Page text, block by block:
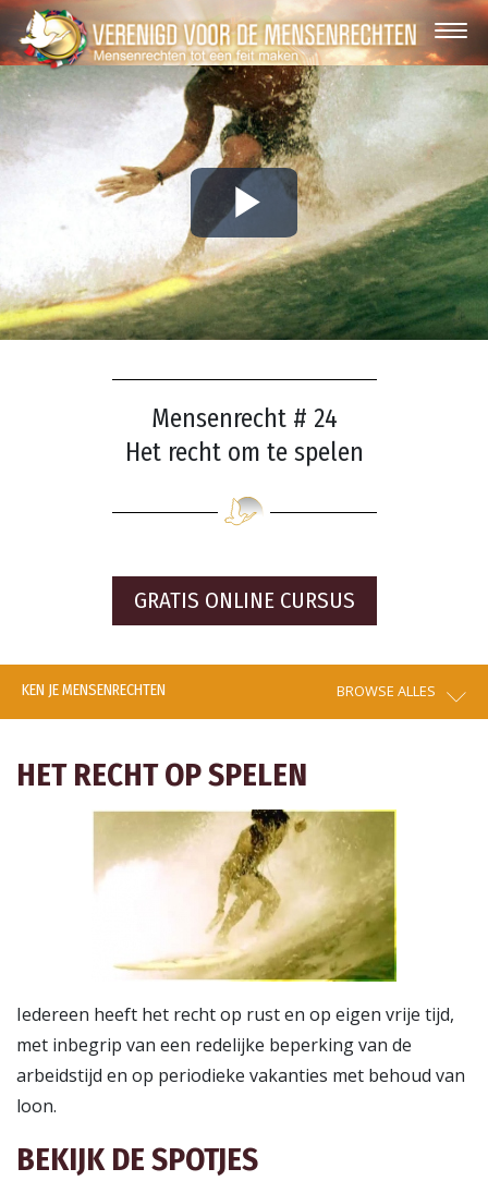
Play
Video
Mensenrecht # 24
Het recht om te spelen
GRATIS ONLINE CURSUS
KEN JE MENSENRECHTEN BROWSE ALLES
HET RECHT OP SPELEN
Iedereen heeft het recht op rust en op eigen vrije tijd,
met inbegrip van een redelijke beperking van de
arbeidstijd en op periodieke vakanties met behoud van
loon.
BEKIJK DE SPOTJES